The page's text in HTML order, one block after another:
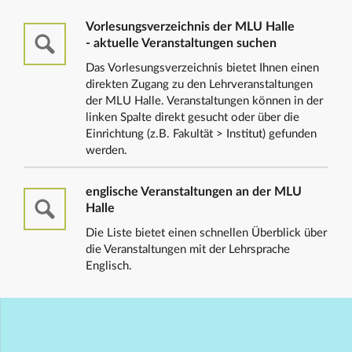
Vorlesungsverzeichnis der MLU Halle
- aktuelle Veranstaltungen suchen
Das Vorlesungsverzeichnis bietet Ihnen einen
direkten Zugang zu den Lehrveranstaltungen
der MLU Halle. Veranstaltungen können in der
linken Spalte direkt gesucht oder über die
Einrichtung (z.B. Fakultät > Institut) gefunden
werden.
englische Veranstaltungen an der MLU
Halle
Die Liste bietet einen schnellen Überblick über
die Veranstaltungen mit der Lehrsprache
Englisch.